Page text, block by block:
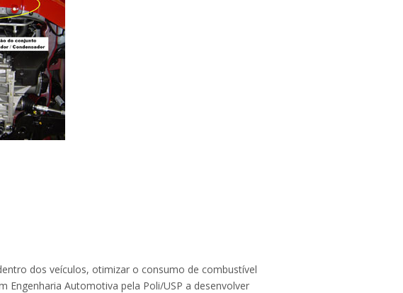
dos veículos, otimizar o consumo de combustível
Engenharia Automotiva pela Poli/USP a desenvolver